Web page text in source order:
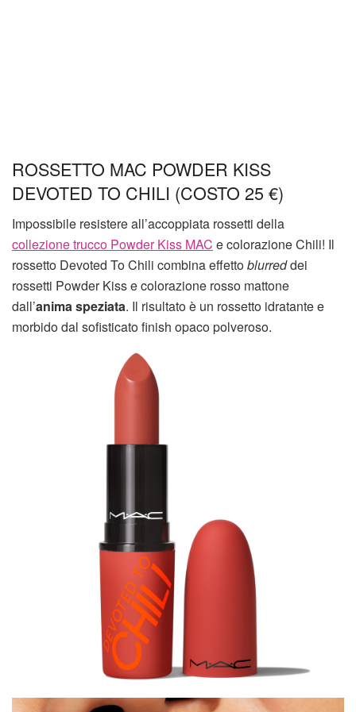
ROSSETTO MAC POWDER KISS
DEVOTED TO CHILI (COSTO 25 €)
Impossibile resistere all’accoppiata rossetti della
collezione trucco Powder Kiss MAC e colorazione Chili! Il
rossetto Devoted To Chili combina effettoblurreddei
rossetti Powder Kiss e colorazione rosso mattone
dall’anima speziata. Il risultato è un rossetto idratante e
morbido dal sofisticato finish opaco polveroso.